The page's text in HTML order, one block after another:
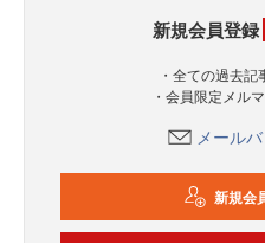
新規会員登録
・全ての過去
・会員限定メル
メール
新規会